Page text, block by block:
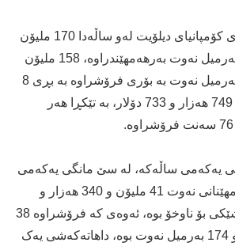
بەگوێرەی راپۆرتەكەی کۆمپانیای دیلۆیت لەو ساڵەدا 170 ملیۆن
و 977 هەزار و 784 بەرمیل نەوت بەرهەمهێندراوە، 158 ملیۆن
و 512 هەزار و 960 بەرمیل نەوت بە بۆری فرۆشراوە بە بڕی 8
ملیار و 349 ملیۆن و 749 هەزار و 733 دۆلار، بە تێکڕا هەر
یەكەمی ساڵەكە، لە سێ مانگی یەكەمی
ساڵی 2019دا بەرهەمهێنانی نەوت 41 ملیۆن و 340 هەزار و
645 بەرمیل بوە، بەشێکی بۆ ناوخۆ بوە، ئەوەی کە فرۆشراوە 38
ملیۆن و 584 هەزار و 174 بەرمیل نەوت بوە، داهاتەکەشی یەک